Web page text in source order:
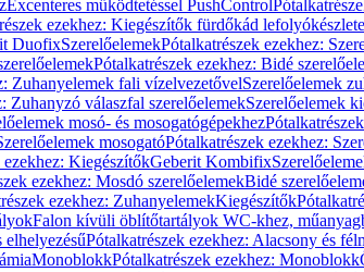
Excenteres működtetéssel PushControl
ezekhez: Kiegészítők fürdőkád
DuofixSzerelőelemekPótalkatrészek ezekhez:
Pótalkatrészek ezekhez: Bidé
Zuhanyelemek fali vízelvezetővelSzerelőelemek
Zuhanyzó válaszfal szerelőelemekSzerelőelemek
mosó- és mosogatógépekhez
mosogatóPótalkatrészek ezekhez:
ezekhez: KiegészítőkGeberit Kombifix
ezekhez: Mosdó szerelőelemekBidé
ezekhez: ZuhanyelemekKiegészítők
Falon kívüli öblítőtartályok WC-khez,
elhelyezésűPótalkatrészek ezekhez: Alacsony és
MonoblokkPótalkatrészek ezekhez: Monoblokk